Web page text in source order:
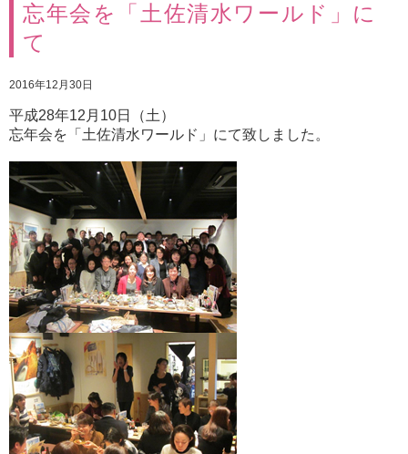
忘年会を「土佐清水ワールド」に
て
2016年12月30日
平成28年12月10日（土）
忘年会を「土佐清水ワールド」にて致しました。